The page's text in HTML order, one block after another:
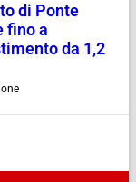
di Ponte
fino a
da 1,2